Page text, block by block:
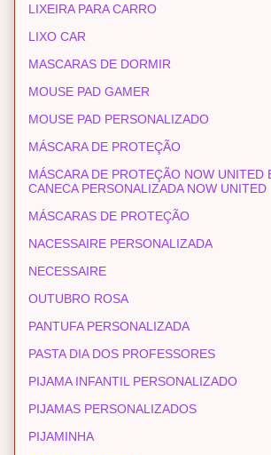
LIXEIRA PARA CARRO
LIXO CAR
MASCARAS DE DORMIR
MOUSE PAD GAMER
MOUSE PAD PERSONALIZADO
MÁSCARA DE PROTEÇÃO
MÁSCARA DE PROTEÇÃO NOW UNITED
CANECA PERSONALIZADA NOW UNITED
MÁSCARAS DE PROTEÇÃO
NACESSAIRE PERSONALIZADA
NECESSAIRE
OUTUBRO ROSA
PANTUFA PERSONALIZADA
PASTA DIA DOS PROFESSORES
PIJAMA INFANTIL PERSONALIZADO
PIJAMAS PERSONALIZADOS
PIJAMINHA